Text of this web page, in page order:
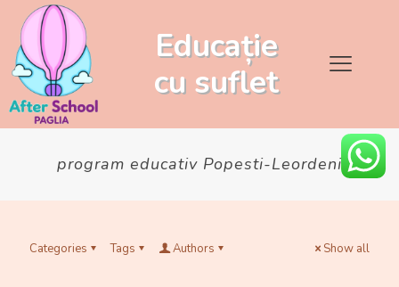
Educație
cu suflet
program educativ Popesti-Leordeni
Categories Tags Authors Show all